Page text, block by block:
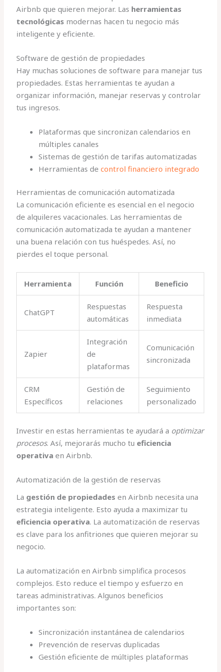
Airbnb que quieren mejorar. Las herramientas
tecnológicas modernas hacen tu negocio más
inteligente y eficiente.
Software de gestión de propiedades
Hay muchas soluciones de software para manejar tus
propiedades. Estas herramientas te ayudan a
organizar información, manejar reservas y controlar
tus ingresos.
Plataformas que sincronizan calendarios en
múltiples canales
Sistemas de gestión de tarifas automatizadas
Herramientas decontrol financiero integrado
Herramientas de comunicación automatizada
La comunicación eficiente es esencial en el negocio
de alquileres vacacionales. Las herramientas de
comunicación automatizada te ayudan a mantener
una buena relación con tus huéspedes. Así, no
pierdes el toque personal.
Herramienta Función Beneficio
ChatGPT
Respuestas
automáticas
Respuesta
inmediata
Zapier
Integración
de
plataformas
Comunicación
sincronizada
CRM
Específicos
Gestión de
relaciones
Seguimiento
personalizado
Investir en estas herramientas te ayudará a optimizar
procesos. Así, mejorarás mucho tu eficiencia
operativa en Airbnb.
Automatización de la gestión de reservas
La gestión de propiedades en Airbnb necesita una
estrategia inteligente. Esto ayuda a maximizar tu
eficiencia operativa. La automatización de reservas
es clave para los anfitriones que quieren mejorar su
negocio.
La automatización en Airbnb simplifica procesos
complejos. Esto reduce el tiempo y esfuerzo en
tareas administrativas. Algunos beneficios
importantes son:
Sincronización instantánea de calendarios
Prevención de reservas duplicadas
Gestión eficiente de múltiples plataformas